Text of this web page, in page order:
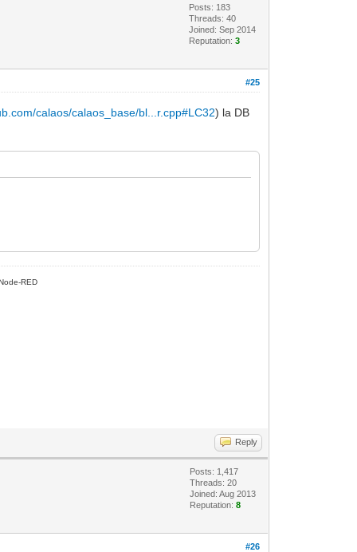
Posts: 183
Threads: 40
Joined: Sep 2014
Reputation:3
#25
calaos/calaos_base/bl...r.cpp#LC32) la DB
RED
Reply
Posts: 1,417
Threads: 20
Joined: Aug 2013
Reputation:8
#26